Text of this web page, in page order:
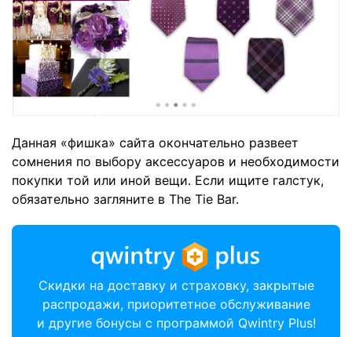
Данная «фишка» сайта окончательно развеет
сомнения по выбору аксессуаров и необходимости
покупки той или иной вещи. Если ищите галстук,
обязательно загляните в The Tie Bar.
Скидки на доставку и страховку, закрытые
распродажи, приоритетное обслуживание
и другие бонусы с программой Qwintry Plus!